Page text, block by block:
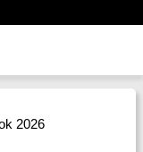
2026